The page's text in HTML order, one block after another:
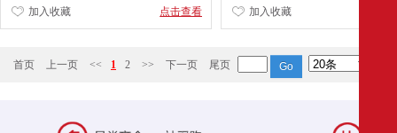
点击查看
加入收藏 加入收藏
首页 上一页 << 1 2 >> 下一页 尾页